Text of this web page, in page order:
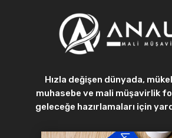
Hızla değişen dünyada,
muhasebe ve mali müşavirlik
geleceğe hazırlamaları için